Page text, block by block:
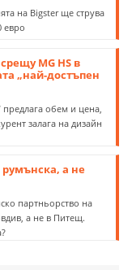
на Bigster ще струва
евро
MG HS в
„най-достъпен
предлага обем и цена,
залага на дизайн
а не
партньорство на
а не в Питещ.